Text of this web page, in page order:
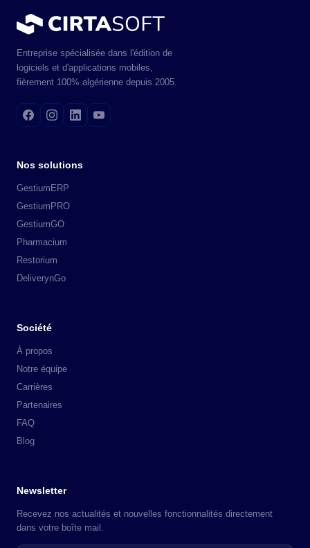
Entreprise spécialisée dans l'édition de
logiciels et d'applications mobiles,
fièrement 100% algérienne depuis 2005.
Nos solutions
GestiumERP
GestiumPRO
GestiumGO
Pharmacium
Restorium
DeliverynGo
Société
À propos
Notre équipe
Carrières
Partenaires
FAQ
Blog
Newsletter
Recevez nos actualités et nouvelles fonctionnalités directement
dans votre boîte mail.